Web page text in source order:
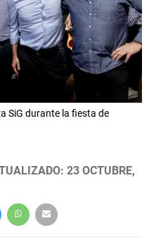
SiG durante la fiesta de
23 OCTUBRE,